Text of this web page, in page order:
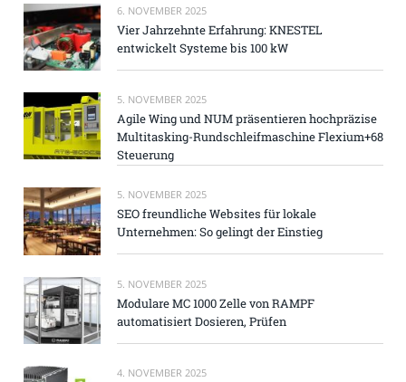
6. NOVEMBER 2025
Vier Jahrzehnte Erfahrung: KNESTEL
entwickelt Systeme bis 100 kW
5. NOVEMBER 2025
Agile Wing und NUM präsentieren hochpräzise
Multitasking-Rundschleifmaschine Flexium+68
Steuerung
5. NOVEMBER 2025
SEO freundliche Websites für lokale
Unternehmen: So gelingt der Einstieg
5. NOVEMBER 2025
Modulare MC 1000 Zelle von RAMPF
automatisiert Dosieren, Prüfen
4. NOVEMBER 2025